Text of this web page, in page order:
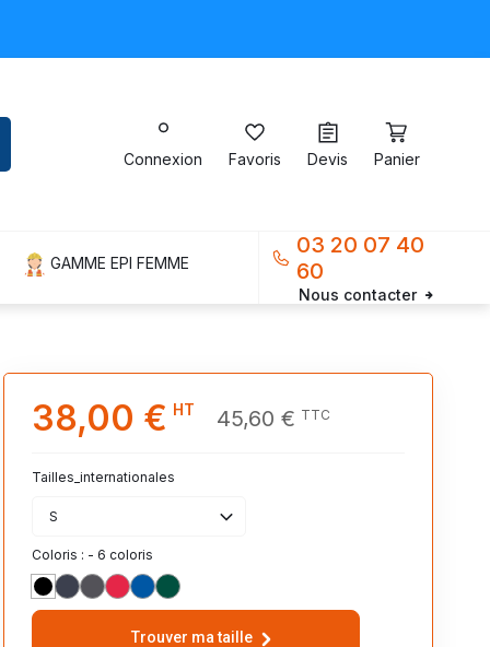
Connexion Favoris Devis Panier
GAMME EPI FEMME
03 20 07 40
60
Nous contacter
38,00 € HT 45,60 € TTC
Tailles_internationales
S
Coloris : - 6 coloris
NOIR_312
BLEU_ABYSSE_232
ANTHRACITE_370
ROUGE_PIMENT_162
ROYAL_241
VERT_FORET_266
Trouver ma taille